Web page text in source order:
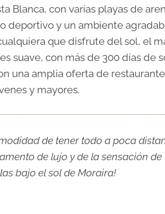
Blanca, con varias playas de
deportivo y un ambiente
que disfrute del sol, el
suave, con más de 300 días de
una amplia oferta de
y mayores.
de tener todo a poca
de lujo y de la sensación de
bajo el sol de Moraira!